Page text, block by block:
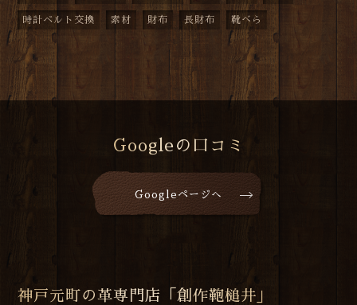
時計ベルト交換 素材 財布 長財布 靴べら
Googleの口コミ
Googleページへ
神戸元町の革専門店「創作鞄槌井」